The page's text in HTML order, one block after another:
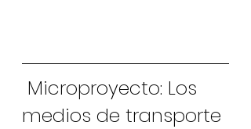
medios de transporte